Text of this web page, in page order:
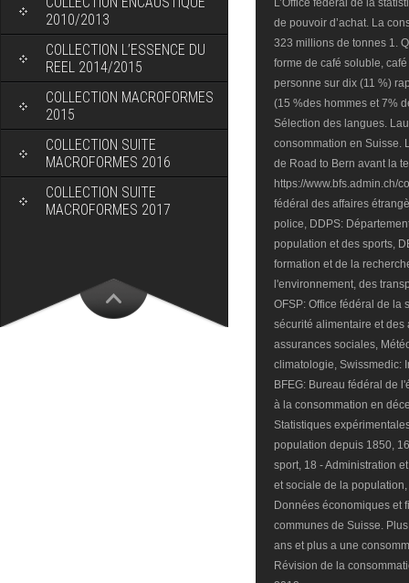
2010/2013
COLLECTION L’ESSENCE DU
REEL 2014/2015
COLLECTION MACROFORMES
2015
COLLECTION SUITE
MACROFORMES 2016
COLLECTION SUITE
MACROFORMES 2017